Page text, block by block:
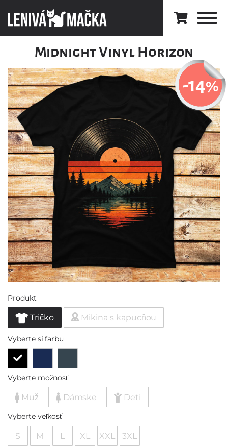
Midnight Vinyl Horizon
-14%
Produkt
Tričko Mikina s kapucňou
Vyberte si farbu
Vyberte možnosť
Muž Dámske Deti
Vyberte veľkosť
S M L XL XXL 3XL